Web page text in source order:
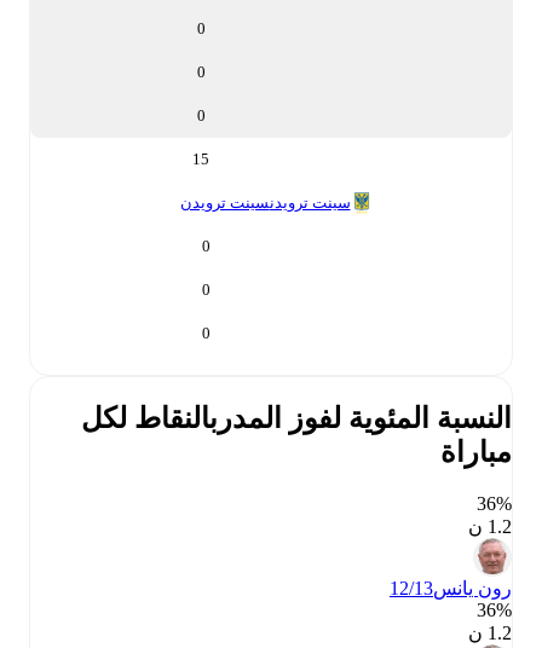
سينت ترويدن سينت ترويدن
النسبة المئوية لفوز المدربالنقاط لكل
مباراة
36‎%‎
رون يانس12/13
36‎%‎